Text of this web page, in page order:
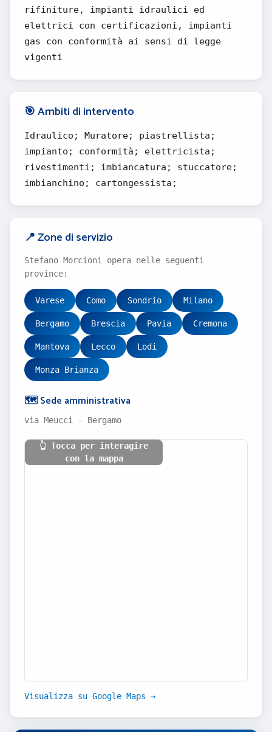
rifiniture, impianti idraulici ed
elettrici con certificazioni, impianti
gas con conformità ai sensi di legge
vigenti
🎯 Ambiti di intervento
Idraulico; Muratore; piastrellista;
impianto; conformità; elettricista;
rivestimenti; imbiancatura; stuccatore;
imbianchino; cartongessista;
📍 Zone di servizio
Stefano Morcioni opera nelle seguenti
province:
Varese Como Sondrio Milano
Bergamo Brescia Pavia Cremona
Mantova Lecco Lodi
Monza Brianza
🗺️ Sede amministrativa
via Meucci - Bergamo
👆 Tocca per interagire
con la mappa
Visualizza su Google Maps →